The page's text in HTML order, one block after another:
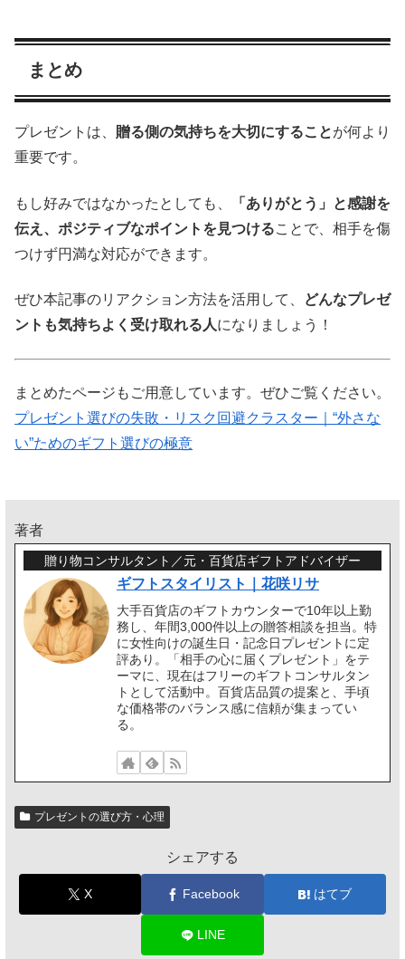
まとめ
プレゼントは、 贈る側の気持ちを大切にすることが何より
重要です。
もし好みではなかったとしても、
「ありがとう」と感謝を
伝え、ポジティブなポイントを見つけることで、相手を傷
つけず円満な対応ができます。
ぜひ本記事のリアクション方法を活用して、
どんなプレゼ
ントも気持ちよく受け取れる人になりましょう！
まとめたページもご用意しています。ぜひご覧ください。
プレゼント選びの失敗・リスク回避クラスター｜“外さな
い”ためのギフト選びの極意
著者
贈り物コンサルタント／元・百貨店ギフトアドバイザー
ギフトスタイリスト｜花咲リサ
大手百貨店のギフトカウンターで10年以上勤
務し、年間3,000件以上の贈答相談を担当。特
に女性向けの誕生日・記念日プレゼントに定
評あり。「相手の心に届くプレゼント」をテ
ーマに、現在はフリーのギフトコンサルタン
トとして活動中。百貨店品質の提案と、手頃
な価格帯のバランス感に信頼が集まってい
る。
プレゼントの選び方・心理
シェアする
X Facebook はてブ
LINE